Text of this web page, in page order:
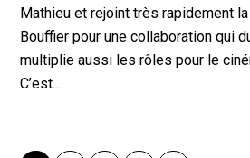
Mathieu et rejoint très rapidement
Bouffier pour une collaboration qui
multiplie aussi les rôles pour le
C’est…